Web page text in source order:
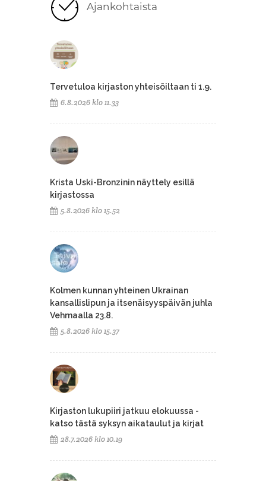
Ajankohtaista
Tervetuloa kirjaston yhteisöiltaan ti 1.9.
6.8.2026 klo 11.33
Krista Uski-Bronzinin näyttely esillä
kirjastossa
5.8.2026 klo 15.52
Kolmen kunnan yhteinen Ukrainan
kansallislipun ja itsenäisyyspäivän juhla
Vehmaalla 23.8.
5.8.2026 klo 15.37
Kirjaston lukupiiri jatkuu elokuussa -
katso tästä syksyn aikataulut ja kirjat
28.7.2026 klo 10.19